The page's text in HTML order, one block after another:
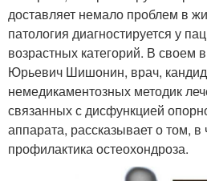
доставляет немало проблем в
патология диагностируется у
возрастных категорий. В своем
Юрьевич Шишонин, врач,
немедикаментозных методик
связанных с дисфункцией
аппарата, рассказывает о том, в
профилактика остеохондроза.